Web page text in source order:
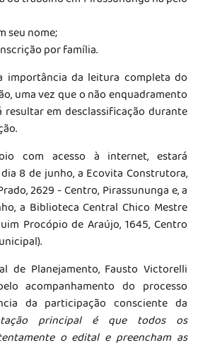
seu nome;
por família.
importância da leitura completa do
uma vez que o não enquadramento
resultar em desclassificação durante
com acesso à internet, estará
8 de junho, a Ecovita Construtora,
2629 - Centro, Pirassununga e, a
a Biblioteca Central Chico Mestre
Procópio de Araújo, 1645, Centro
.
de Planejamento, Fausto Victorelli
acompanhamento do processo
da participação consciente da
principal é que todos os
o edital e preencham as